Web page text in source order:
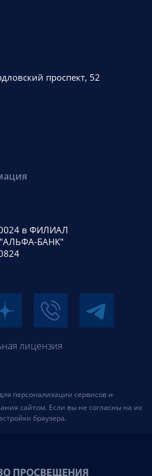
проспект, 52
в ФИЛИАЛ
БАНК"
лицензия
персонализации сервисов и
сайтом. Если вы не согласны на их
браузера.